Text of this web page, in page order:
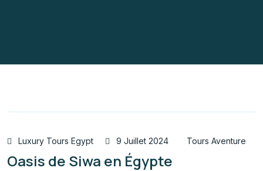
Luxury Tours Egypt 9 Juillet 2024 Tours Aventure
Oasis de Siwa en Égypte